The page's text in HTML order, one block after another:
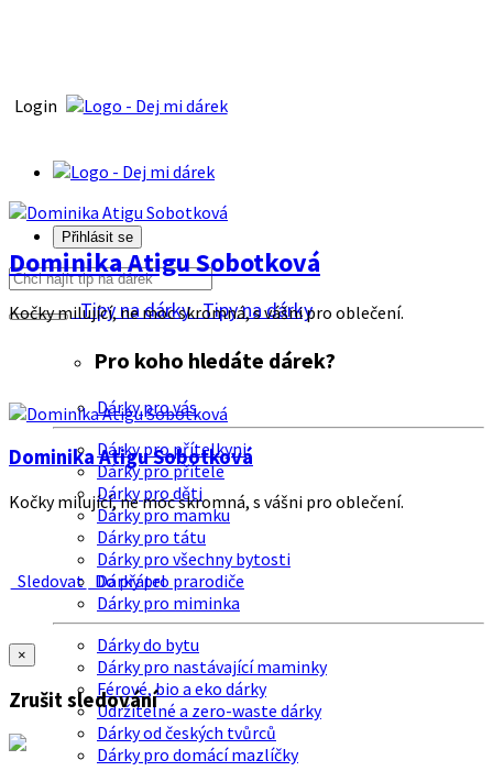
Login
Přihlásit se
Tipy na dárkyTipy na dárky
Pro koho hledáte dárek?
Dárky pro vás
Dárky pro přítelkyni
Dárky pro přítele
Dárky pro děti
Dárky pro mamku
Dárky pro tátu
Dárky pro všechny bytosti
Dárky pro prarodiče
Dárky pro miminka
Dárky do bytu
Dárky pro nastávající maminky
Férové, bio a eko dárky
Udržitelné a zero-waste dárky
Dárky od českých tvůrců
Dárky pro domácí mazlíčky
Dominika Atigu Sobotková
Kočky milující, ne moc skromná, s vášni pro oblečení.
Dominika Atigu Sobotková
Kočky milující, ne moc skromná, s vášni pro oblečení.
Sledovat Do přátel
×
Zrušit sledování